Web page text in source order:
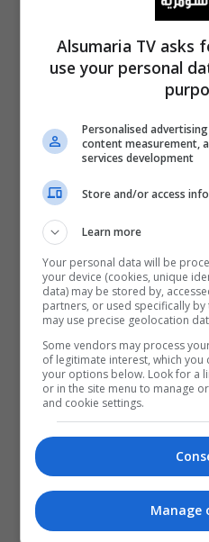
بعد ملاحقته
Alsumaria TV asks
use your personal
Personalised
content measurement,
services development
Store and/or access
Learn more
Your personal data will be
your device (cookies, unique
data) may be stored by,
partners, or used specifically
may use precise geolocation
Some vendors may process
of legitimate interest, which
your options below. Look for a
or in the site menu to manage
and cookie settings.
Manage